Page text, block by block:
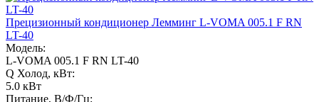
Прецизионный кондиционер Лемминг L-VOMA 005.1 F RN
LT-40
Модель:
L-VOMA 005.1 F RN LT-40
Q Холод, кВт:
5.0 кВт
Питание, В/Ф/Гц: